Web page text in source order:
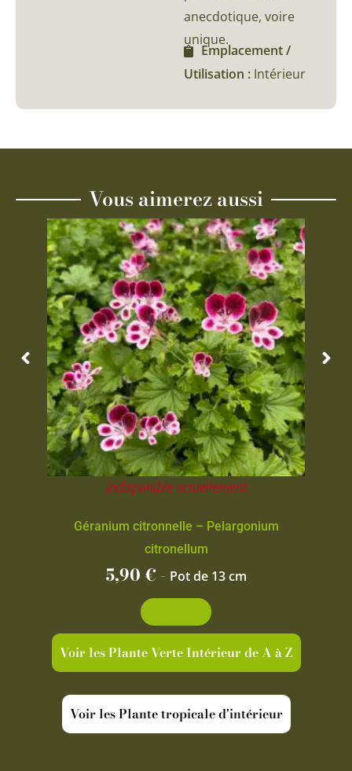
anecdotique, voire
unique.
Emplacement /
Utilisation : Intérieur
Vous aimerez aussi
Indisponible actuellement
Géranium citronnelle – Pelargonium
citronellum
5,90€ - Pot de 13 cm
Voir les Plante Verte Intérieur de A à Z
Voir les Plante tropicale d'intérieur